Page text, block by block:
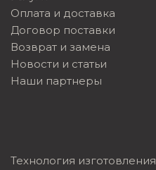
Оплата и доставка
Договор поставки
Возврат и замена
Новости и статьи
Наши партнеры
Технология изготовления